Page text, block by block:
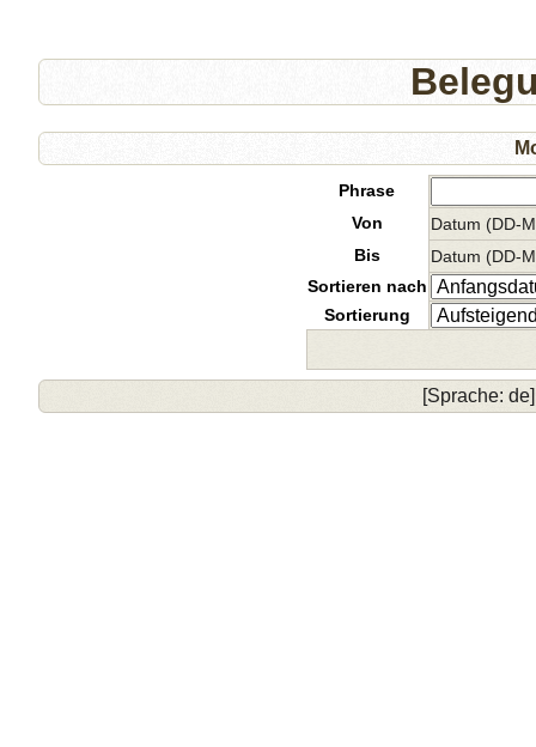
Phrase
Von
Datum (DD-
Bis
Datum (DD-
Sortieren nach
Sortierung
[Sprache: